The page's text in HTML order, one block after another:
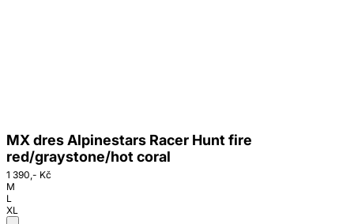
MX dres Alpinestars Racer Hunt fire
red/graystone/hot coral
1 390,- Kč
M
L
XL